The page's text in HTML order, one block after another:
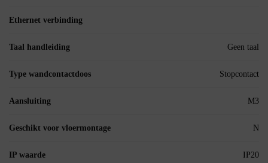
Ethernet verbinding
Taal handleiding Geen taal
Type wandcontactdoos Stopcontact
Aansluiting M3
Geschikt voor vloermontage N
IP waarde IP20